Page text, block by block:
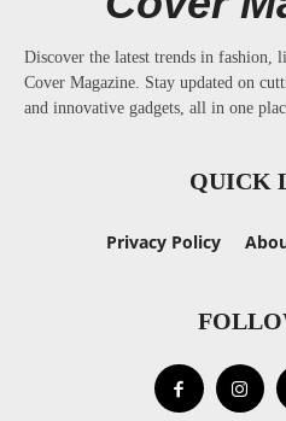
Discover the latest trends in fashion,
Cover Magazine. Stay updated on
and innovative gadgets, all in one
QUICK
Privacy Policy